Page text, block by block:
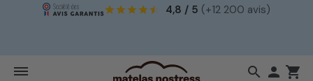
4,8 / 5 (+12 200 avis)
search  shopping_cart